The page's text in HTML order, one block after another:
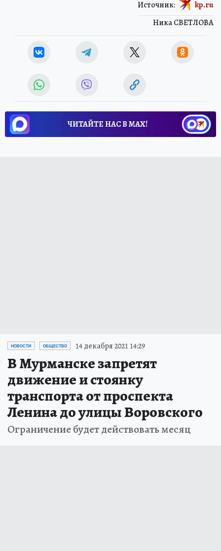
Ника СВЕТЛОВА
Источник: kp.ru
ЧИТАЙТЕ НАС В МАХ!
НОВОСТИ ОБЩЕСТВО 14 декабря 2021 14:29
В Мурманске запретят
движение и стоянку
транспорта от проспекта
Ленина до улицы Воровского
Ограничение будет действовать месяц